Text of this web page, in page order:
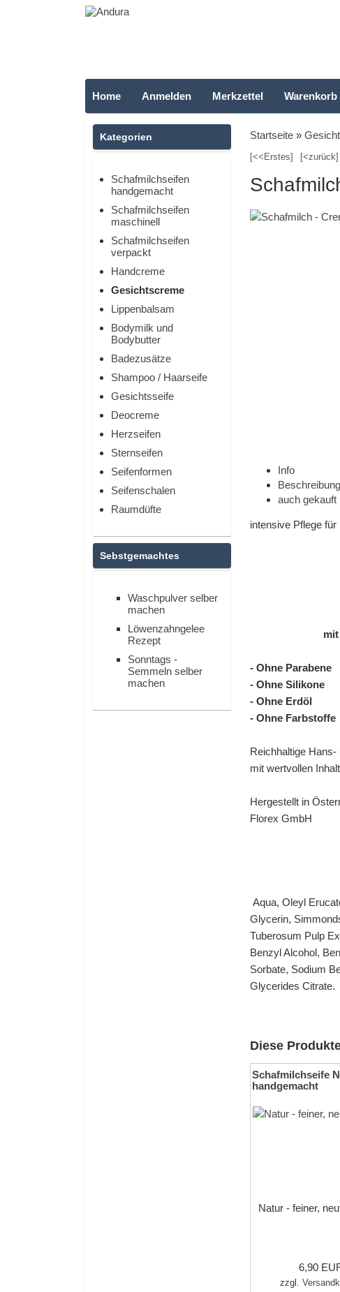
Home Anmelden Merkzettel Warenkorb
Kategorien
Schafmilchseifen
handgemacht
Schafmilchseifen
maschinell
Schafmilchseifen
verpackt
Handcreme
Gesichtscreme
Lippenbalsam
Bodymilk und
Bodybutter
Badezusätze
Shampoo / Haarseife
Gesichtsseife
Deocreme
Herzseifen
Sternseifen
Seifenformen
Seifenschalen
Raumdüfte
Sebstgemachtes
Waschpulver selber
machen
Löwenzahngelee
Rezept
Sonntags -
Semmeln selber
machen
Startseite»
[<<Erstes] [<zurück]
Info
Beschreibung
auch gekauft
intensive Pflege
- Ohne Parabene
- Ohne Silikone
- Ohne Erdöl
- Ohne Farbstoffe
Reichhaltige
mit wertvollen
Hergestellt in
Florex GmbH
Aqua, Oleyl
Glycerin,
Tuberosum Pulp
Benzyl Alcohol,
Sorbate, Sodium
Glycerides Citrate.
Diese
Schafmilchseife
handgemacht
Natur - feiner,
6,90
zzgl.